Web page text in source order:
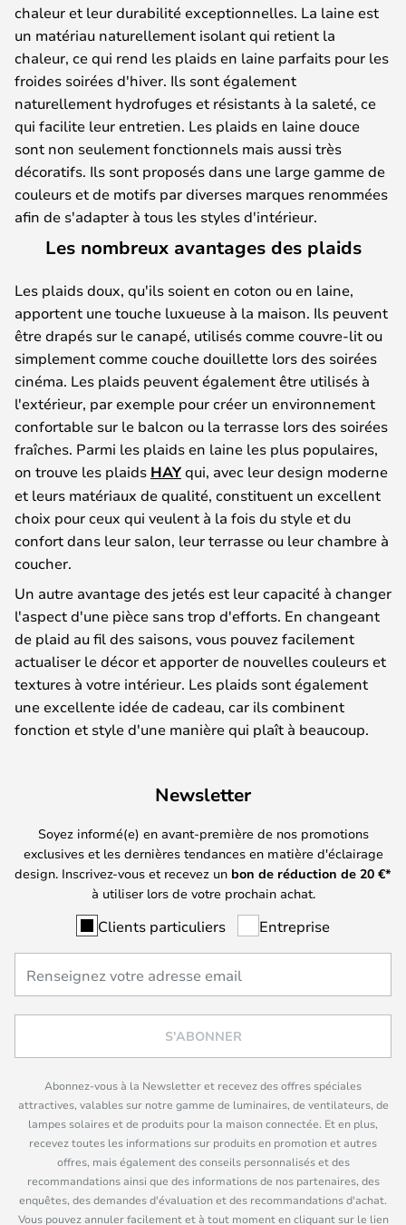
chaleur et leur durabilité exceptionnelles. La laine est
un matériau naturellement isolant qui retient la
chaleur, ce qui rend les plaids en laine parfaits pour les
froides soirées d'hiver. Ils sont également
naturellement hydrofuges et résistants à la saleté, ce
qui facilite leur entretien. Les plaids en laine douce
sont non seulement fonctionnels mais aussi très
décoratifs. Ils sont proposés dans une large gamme de
couleurs et de motifs par diverses marques renommées
afin de s'adapter à tous les styles d'intérieur.
Les nombreux avantages des plaids
Les plaids doux, qu'ils soient en coton ou en laine,
apportent une touche luxueuse à la maison. Ils peuvent
être drapés sur le canapé, utilisés comme couvre-lit ou
simplement comme couche douillette lors des soirées
cinéma. Les plaids peuvent également être utilisés à
l'extérieur, par exemple pour créer un environnement
confortable sur le balcon ou la terrasse lors des soirées
fraîches. Parmi les plaids en laine les plus populaires,
on trouve les plaids HAYqui, avec leur design moderne
et leurs matériaux de qualité, constituent un excellent
choix pour ceux qui veulent à la fois du style et du
confort dans leur salon, leur terrasse ou leur chambre à
coucher.
Un autre avantage des jetés est leur capacité à changer
l'aspect d'une pièce sans trop d'efforts. En changeant
de plaid au fil des saisons, vous pouvez facilement
actualiser le décor et apporter de nouvelles couleurs et
textures à votre intérieur. Les plaids sont également
une excellente idée de cadeau, car ils combinent
fonction et style d'une manière qui plaît à beaucoup.
Newsletter
Soyez informé(e) en avant-première de nos promotions
exclusives et les dernières tendances en matière d'éclairage
design. Inscrivez-vous et recevez un bon de réduction de 20 €*
à utiliser lors de votre prochain achat.
Clients particuliers Entreprise
S'ABONNER
Abonnez-vous à la Newsletter et recevez des offres spéciales
attractives, valables sur notre gamme de luminaires, de ventilateurs, de
lampes solaires et de produits pour la maison connectée. Et en plus,
recevez toutes les informations sur produits en promotion et autres
offres, mais également des conseils personnalisés et des
recommandations ainsi que des informations de nos partenaires, des
enquêtes, des demandes d'évaluation et des recommandations d'achat.
Vous pouvez annuler facilement et à tout moment en cliquant sur le lien